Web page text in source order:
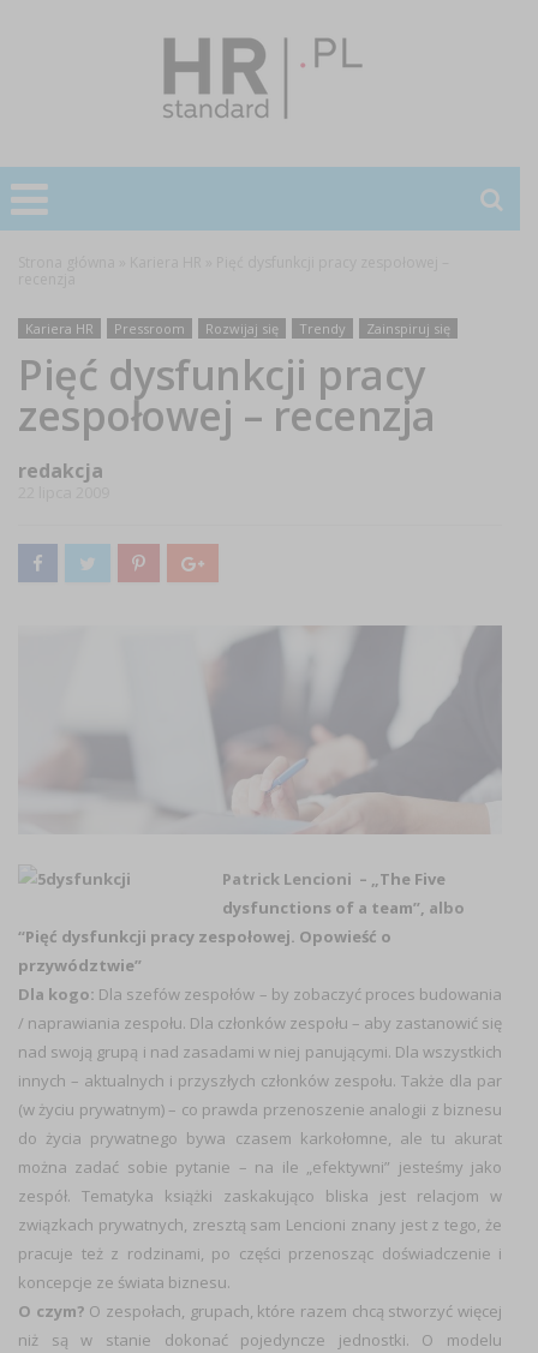
Kariera HR Pressroom Rozwijaj się Trendy Zainspiruj się
Pięć dysfunkcji pracy
zespołowej – recenzja
redakcja
Patrick Lencioni – „The Five
dysfunctions of a team”, albo
“Pięć dysfunkcji pracy zespołowej. Opowieść o
przywództwie”
Dla kogo: Dla szefów zespołów – by zobaczyć proces budowania
/ naprawiania zespołu. Dla członków zespołu – aby zastanowić się
nad swoją grupą i nad zasadami w niej panującymi. Dla wszystkich
innych – aktualnych i przyszłych członków zespołu. Także dla par
(w życiu prywatnym) – co prawda przenoszenie analogii z biznesu
do życia prywatnego bywa czasem karkołomne, ale tu akurat
można zadać sobie pytanie – na ile „efektywni” jesteśmy jako
zespół. Tematyka książki zaskakująco bliska jest relacjom w
związkach prywatnych, zresztą sam Lencioni znany jest z tego, że
pracuje też z rodzinami, po części przenosząc doświadczenie i
koncepcje ze świata biznesu.
O czym? O zespołach, grupach, które razem chcą stworzyć więcej
niż są w stanie dokonać pojedyncze jednostki. O modelu